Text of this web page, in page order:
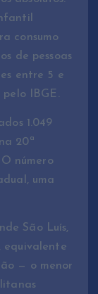
consumo
de pessoas
entre 5 e
IBGE.
1.049
20ª
número
uma
São Luís,
equivalente
— o menor